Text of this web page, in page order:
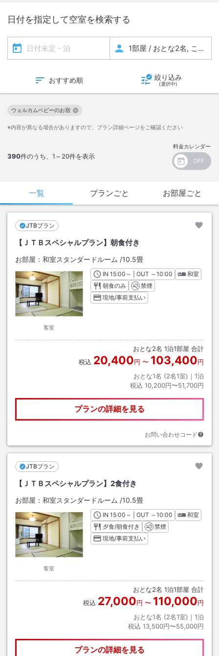
日付を指定して空室を検索する
おすすめ順 絞り込み
(選択中)
390件のうち、 1～20件を表示
料金カレンダー
ウェルカムベビーのお宿
この絞り込み条件を解除
※内容が異なる場合がありますので、プラン詳細ページをご確認ください
一覧 プランごと お部屋ごと
JTBプラン
【ＪＴＢスペシャルプラン】朝食付き
お部屋： 和室スタンダードルーム /10.5畳
客室
INチェックイン
15:00 ～ | OUT チェックアウト
～10:00
和室
朝食のみ
禁煙
現地/事前支払い
おとな2名 1泊1部屋 合計
税込 20,400円 〜 103,400円
おとな1名 (2名1室)｜ 1泊
税込 10,200円〜51,700円
プランの詳細を見る
お問い合わせコード
JTBプラン
【ＪＴＢスペシャルプラン】2食付き
お部屋： 和室スタンダードルーム /10.5畳
客室
INチェックイン
15:00 ～ | OUT チェックアウト
～10:00
和室
夕食/朝食付き
禁煙
現地/事前支払い
おとな2名 1泊1部屋 合計
税込 27,000円 〜 110,000円
おとな1名 (2名1室)｜ 1泊
税込 13,500円〜55,000円
プランの詳細を見る